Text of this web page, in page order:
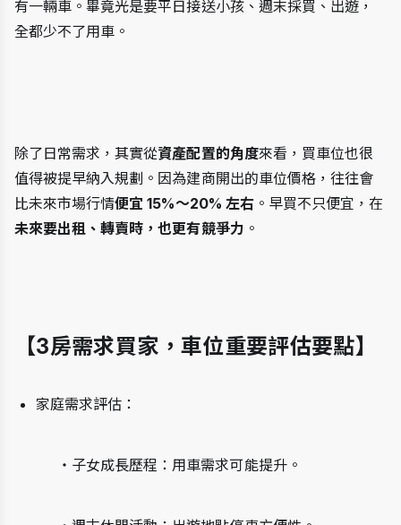
有一輛車。畢竟光是要平日接送小孩、週末採買、出遊，
全都少不了用車。
除了日常需求，其實從資產配置的角度來看，買車位也很
值得被提早納入規劃。因為建商開出的車位價格，往往會
比未來市場行情便宜 15%～20% 左右。早買不只便宜，在
未來要出租、轉賣時，也更有競爭力 。
【3房需求買家，車位重要評估要點】
家庭需求評估：
・子女成長歷程：用車需求可能提升。